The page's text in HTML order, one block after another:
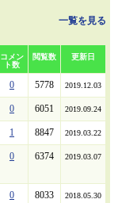
一覧を見る
コメン
ト数
閲覧数 更新日
0 5778 2019.12.03
0 6051 2019.09.24
1 8847 2019.03.22
0 6374 2019.03.07
0 8033 2018.05.30